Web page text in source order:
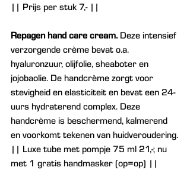
|| Prijs per stuk 7,- ||
Repagen hand care cream. Deze intensief
verzorgende crème bevat o.a.
hyaluronzuur, olijfolie, sheaboter en
jojobaolie. De handcrème zorgt voor
stevigheid en elasticiteit en bevat een 24-
uurs hydraterend complex. Deze
handcrème is beschermend, kalmerend
en voorkomt tekenen van huidveroudering.
|| Luxe tube met pompje 75 ml 21,-; nu
met 1 gratis handmasker (op=op) ||